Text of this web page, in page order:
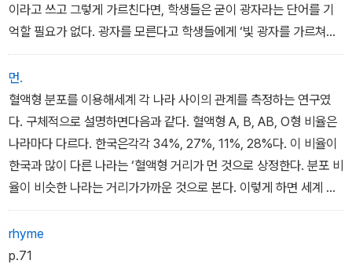
이라고 쓰고 그렇게 가르친다면, 학생들은 굳이 광자라는 단어를 기
억할 필요가 없다. 광자를 모른다고 학생들에게 ‘빛 광자를 가르쳐야
한다고 주장하는 것보다 아예 ‘광‘을 ‘빛‘이라고 바꿔 부르는 것이 맞
지 않겠는가. 비록 100% 정확하지는 않더라도, 일상의 경험으로부
터 뜻을 미루어 짐작할 수 있게 하는 용어가 더 좋은 과학 용어라고 생
각한다.
먼.
혈액형 분포를 이용해세계 각 나라 사이의 관계를 측정하는 연구였
다. 구체적으로 설명하면다음과 같다. 혈액형 A, B, AB, O형 비율은
나라마다 다르다. 한국은각각 34%, 27%, 11%, 28%다. 이 비율이
한국과 많이 다른 나라는 ‘혈액형 거리가 먼 것으로 상정한다. 분포 비
율이 비슷한 나라는 거리가가까운 것으로 본다. 이렇게 하면 세계 모
든 인종 집단 사이의 혈액형거리를 정의할 수 있다. 이를 통해 각 나라
가 어떤 관계를 맺었는지 파 악할 수도 있다. 그 내용을 보기 쉽게 그
린 것이 <그림1>이다. 루마니아, 체코 같은 동유럽 국가는 오른쪽 위,
rhyme
p.71